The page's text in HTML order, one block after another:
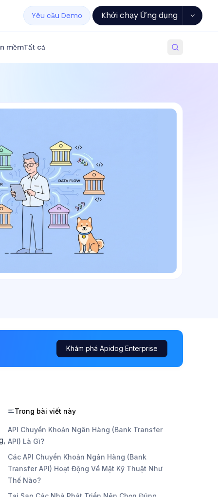
Yêu cầu Demo Khởi chạy Ứng dụng
mềmTất cả
Khám phá Apidog Enterprise
Trong bài viết này
API Chuyển Khoản Ngân Hàng (Bank Transfer
API) Là Gì?
Các API Chuyển Khoản Ngân Hàng (Bank
Transfer API) Hoạt Động Về Mặt Kỹ Thuật Như
Thế Nào?